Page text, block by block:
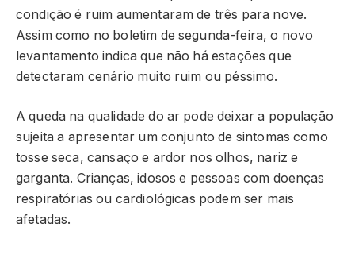
condição é ruim aumentaram de três para nove.
Assim como no boletim de segunda-feira, o novo
levantamento indica que não há estações que
detectaram cenário muito ruim ou péssimo.
A queda na qualidade do ar pode deixar a população
sujeita a apresentar um conjunto de sintomas como
tosse seca, cansaço e ardor nos olhos, nariz e
garganta. Crianças, idosos e pessoas com doenças
respiratórias ou cardiológicas podem ser mais
afetadas.